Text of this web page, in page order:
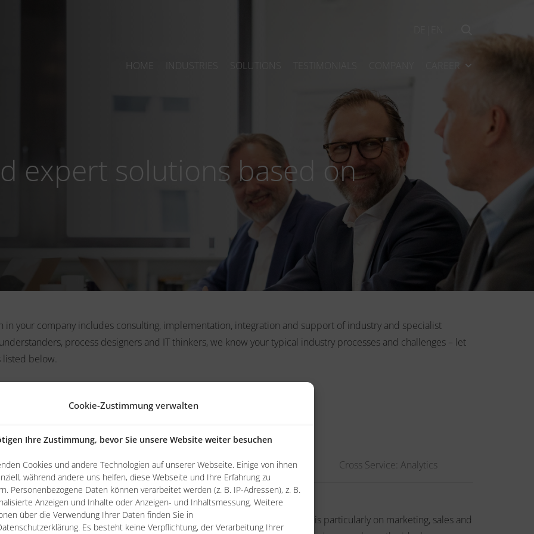
Cookie-Zustimmung verwalten
Ihre Zustimmung, bevor Sie unsere Website weiter besuchen
Cookies und andere Technologien auf unserer Webseite. Einige von ihnen
während andere uns helfen, diese Webseite und Ihre Erfahrung zu
Personenbezogene Daten können verarbeitet werden (z. B. IP-Adressen), z. B.
Anzeigen und Inhalte oder Anzeigen- und Inhaltsmessung. Weitere
über die Verwendung Ihrer Daten finden Sie in
Es besteht keine Verpflichtung, der Verarbeitung Ihrer
HOME INDUSTRIES SOLUTIONS CAREER
expert solutions based on
your company includes consulting, implementation, integration and support of industry and specialist
process designers and IT thinkers, we know your typical industry processes and challenges – let
listed below.
Staffing Industry Professional Services Cross Service: Analytics
processes and controlling in the manufacturing industry. Our focus is particularly on marketing, sales and